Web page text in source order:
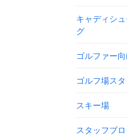
キャディシ
グ
ゴルファー
ゴルフ場ス
スキー場
スタッフブ